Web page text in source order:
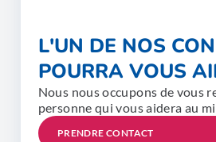
L'UN DE NOS
POURRA VOUS
Nous nous occupons de vous
personne qui vous aidera au
PRENDRE CONTACT